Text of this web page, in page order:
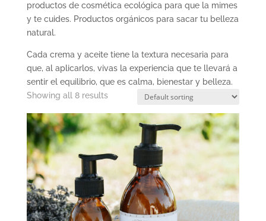
productos de cosmética ecológica para que la mimes
y te cuides. Productos orgánicos para sacar tu belleza
natural.
Cada crema y aceite tiene la textura necesaria para
que, al aplicarlos, vivas la experiencia que te llevará a
sentir el equilibrio, que es calma, bienestar y belleza.
Showing all 8 results